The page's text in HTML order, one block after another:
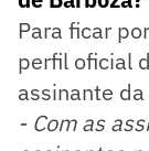
Para ficar
perfil oficial
assinante
- Com as